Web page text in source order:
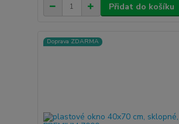
Přidat do košíku
Doprava ZDARMA